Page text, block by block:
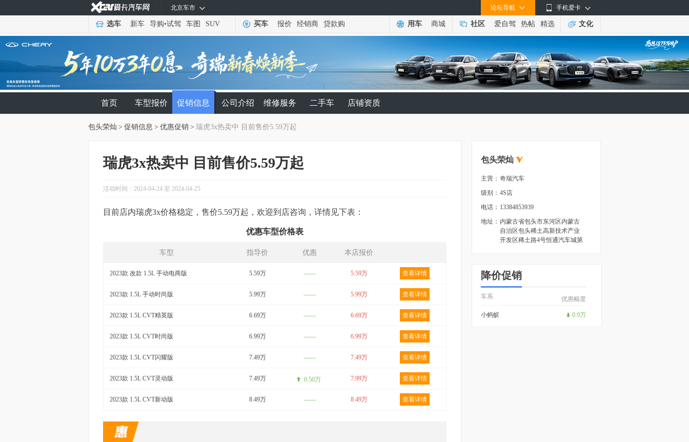
手机爱卡
论坛导航
北京车市
选车 新车 导购•试驾 车图 SUV 买车 报价 经销商 贷款购 用车 商城 社区 爱自驾 热帖 精选 文化
首页 车型报价 促销信息 公司介绍 维修服务 二手车 店铺资质
包头荣灿 > 促销信息 > 优惠促销 > 瑞虎3x热卖中 目前售价5.59万起
瑞虎3x热卖中 目前售价5.59万起
活动时间：2024-04-24 至 2024-04-25
目前店内瑞虎3x价格稳定，售价5.59万起，欢迎到店咨询，详情见下表：
优惠车型价格表
车型 指导价 优惠 本店报价
2023款 改款 1.5L 手动电商版 5.59万 ------ 5.59万 查看详情
2023款 1.5L 手动时尚版 5.99万 ------ 5.99万 查看详情
2023款 1.5L CVT精英版 6.69万 ------ 6.69万 查看详情
2023款 1.5L CVT时尚版 6.99万 ------ 6.99万 查看详情
2023款 1.5L CVT闪耀版 7.49万 ------ 7.49万 查看详情
2023款 1.5L CVT灵动版 7.49万 0.50万 7.99万 查看详情
2023款 1.5L CVT新动版 8.49万 ------ 8.49万 查看详情
包头荣灿
主营： 奇瑞汽车
级别： 4S店
电话： 13384853939
地址： 内蒙古省包头市东河区内蒙古
自治区包头稀土高新技术产业
开发区稀土路4号恒通汽车城第
降价促销
车系 优惠幅度
小蚂蚁 0.9万